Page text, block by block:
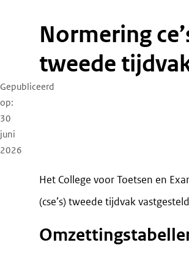
Normering ce’s vmbo gl/tl, havo en vwo
tweede
Gepubliceerd
op
30
juni
2026
Het College voor Toetsen en
(cse’s) tweede tijdvak